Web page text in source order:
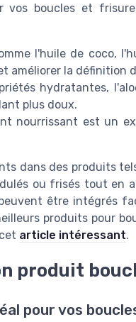
vos boucles et
l'huile de coco,
améliorer la définition
hydratantes,
plus doux.
nourrissant est un
dans des produits
ou frisés tout en
être intégrés
produits pour
article intéressant.
produit
pour vos